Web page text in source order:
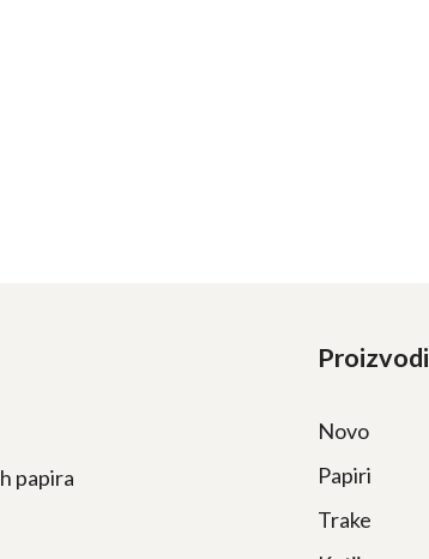
Proizvodi
Novo
Papiri
Trake
papira